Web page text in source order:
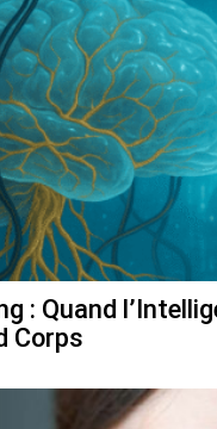
: Quand
Corps